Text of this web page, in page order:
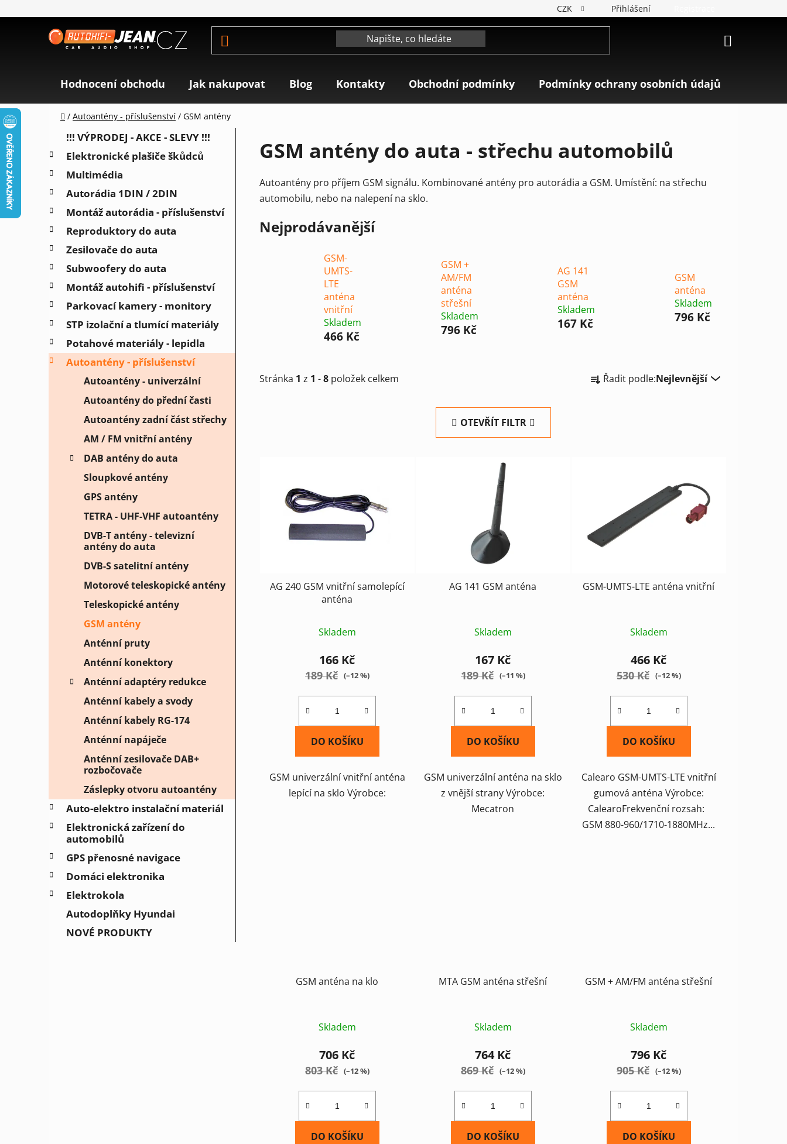
na
CZK Přihlášení
Hodnocení obchodu Jak nakupovat Blog Kontakty Obchodní podmínky Podmínky ochrany osobních údajů
Domů
/ Autoantény - příslušenství / GSM antény
o
s
t
r
a
n
n
í
p
a
n
e
l
Přeskočit
t
e
g
o
r
i
e
!!! VÝPRODEJ - AKCE - SLEVY !!!
Elektronické plašiče škůdců
Multimédia
Autorádia 1DIN / 2DIN
Montáž autorádia - příslušenství
Reproduktory do auta
Zesilovače do auta
Subwoofery do auta
Montáž autohifi - příslušenství
Parkovací kamery - monitory
STP izolační a tlumící materiály
Potahové materiály - lepidla
Autoantény - příslušenství
Autoantény - univerzální
Autoantény do přední časti
Autoantény zadní část střechy
AM / FM vnitřní antény
DAB antény do auta
Sloupkové antény
GPS antény
TETRA - UHF-VHF autoantény
DVB-T antény - televizní
antény do auta
DVB-S satelitní antény
Motorové teleskopické antény
Teleskopické antény
GSM antény
Anténní pruty
Anténní konektory
Anténní adaptéry redukce
Anténní kabely a svody
Anténní kabely RG-174
Anténní napáječe
Anténní zesilovače DAB+
rozbočovače
Záslepky otvoru autoantény
Auto-elektro instalační materiál
Elektronická zařízení do
automobilů
GPS přenosné navigace
Domáci elektronika
Elektrokola
Autodoplňky Hyundai
NOVÉ PRODUKTY
GSM antény do auta - střechu automobilů
Autoantény pro příjem GSM signálu. Kombinované antény pro autorádia a GSM. Umístění: na střechu
automobilu, nebo na nalepení na sklo.
Nejprodávanější
GSM-
UMTS-
LTE
anténa
vnitřní
Skladem
466 Kč
GSM +
AM/FM
anténa
střešní
Skladem
796 Kč
AG 141
GSM
anténa
Skladem
167 Kč
GSM
anténa
Skladem
796 Kč
Stránka 1 z 1 -8 položek celkem a
k
Řadit podle:Nejlevnější
OTEVŘÍT FILTR
AG 240 GSM vnitřní samolepící
anténa
Skladem
166 Kč
189 Kč (–12 %)
DO KOŠÍKU
GSM univerzální vnitřní anténa
lepící na sklo Výrobce:
AG 141 GSM anténa
Skladem
167 Kč
189 Kč (–11 %)
DO KOŠÍKU
GSM univerzální anténa na sklo
z vnější strany Výrobce:
Mecatron
GSM-UMTS-LTE anténa vnitřní
Skladem
466 Kč
530 Kč (–12 %)
DO KOŠÍKU
Calearo GSM-UMTS-LTE vnitřní
gumová anténa Výrobce:
CalearoFrekvenční rozsah:
GSM 880-960/1710-1880MHz...
GSM anténa na klo
Skladem
706 Kč
803 Kč (–12 %)
DO KOŠÍKU
MTA GSM anténa střešní
Skladem
764 Kč
869 Kč (–12 %)
DO KOŠÍKU
GSM + AM/FM anténa střešní
Skladem
796 Kč
905 Kč (–12 %)
DO KOŠÍKU